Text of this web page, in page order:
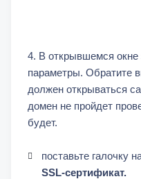
4. В открывшемся
параметры. Обратите
должен открываться
домен не пройдет
будет.
поставьте галочку
SSL-сертификат.